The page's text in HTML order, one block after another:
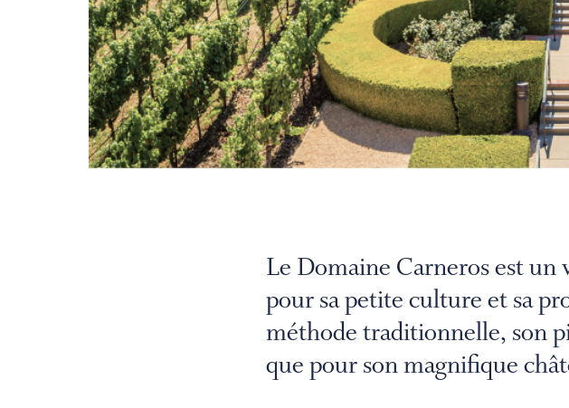
Le Domaine Carneros est
pour sa petite culture et sa
méthode traditionnelle, son
que pour son magnifique